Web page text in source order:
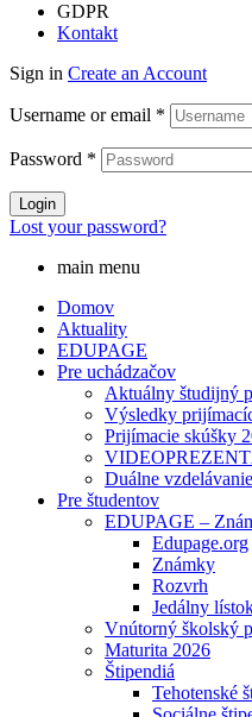
GDPR
Kontakt
Sign in Create an Account
Username or email *
Password *
Login
Lost your password?
main menu
Domov
Aktuality
EDUPAGE
Pre uchádzačov
Aktuálny študijný
Výsledky
Prijímacie skúšky
Duálne vzdelávanie
Pre študentov
EDUPAGE –
Edupage.org
Známky
Rozvrh
Jedálny
Vnútorný školský
Maturita 2026
Štipendiá
Tehotenské